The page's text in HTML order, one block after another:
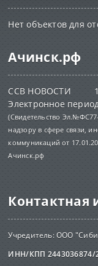
Нет объектов для
Ачинск.рф
ССВ НОВОСТИ
Электронное
(Свидетельство
надзору в сфере связи,
коммуникаций от
Ачинск.рф
Учредитель: ООО
ИНН/КПП 2443036874/